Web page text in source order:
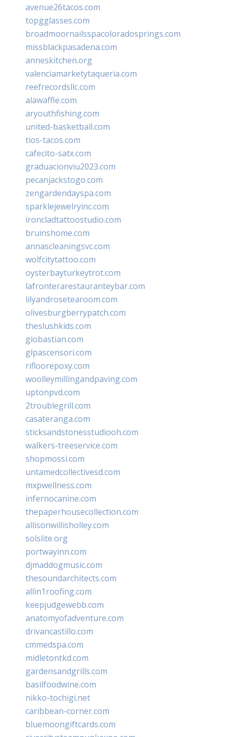
avenue26tacos.com
topgglasses.com
broadmoornailsspacoloradosprings.com
missblackpasadena.com
anneskitchen.org
valenciamarketytaqueria.com
reefrecordsllc.com
alawaffle.com
aryouthfishing.com
united-basketball.com
tios-tacos.com
cafecito-satx.com
graduacionviu2023.com
pecanjackstogo.com
zengardendayspa.com
sparklejewelryinc.com
ironcladtattoostudio.com
bruinshome.com
annascleaningsvc.com
wolfcitytattoo.com
oysterbayturkeytrot.com
lafronterarestauranteybar.com
lilyandrosetearoom.com
olivesburgberrypatch.com
theslushkids.com
giobastian.com
glpascensori.com
rifloorepoxy.com
woolleymillingandpaving.com
uptonpvd.com
2troublegrill.com
casateranga.com
sticksandstonesstudiooh.com
walkers-treeservice.com
shopmossi.com
untamedcollectivesd.com
mxpwellness.com
infernocanine.com
thepaperhousecollection.com
allisonwillisholley.com
solslite.org
portwayinn.com
djmaddogmusic.com
thesoundarchitects.com
allin1roofing.com
keepjudgewebb.com
anatomyofadventure.com
drivancastillo.com
cmmedspa.com
midletontkd.com
gardensandgrills.com
basilfoodwine.com
nikko-tochigi.net
caribbean-corner.com
bluemoongiftcards.com